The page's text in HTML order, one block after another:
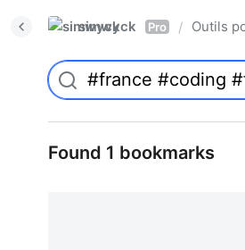
simwyck Pro / Outils
Found 1 bookmarks